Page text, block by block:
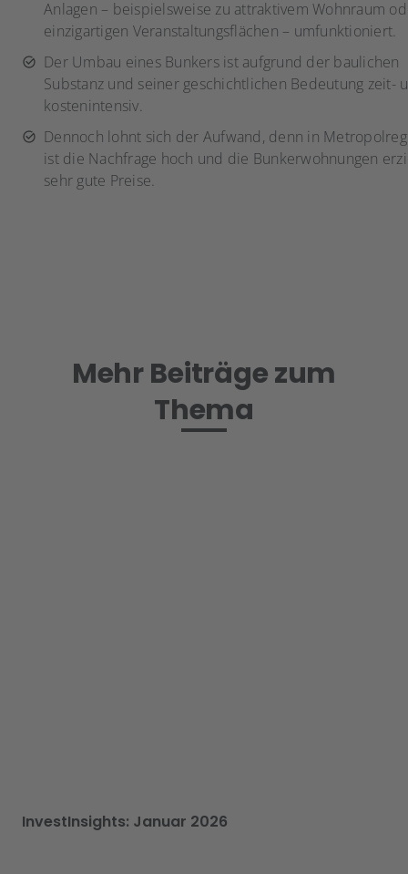
Anlagen – beispielsweise zu attraktivem Wohnraum
einzigartigen Veranstaltungsflächen – umfunktioniert.
Der Umbau eines Bunkers ist aufgrund der baulichen
Substanz und seiner geschichtlichen Bedeutung zeit-
kostenintensiv.
Dennoch lohnt sich der Aufwand, denn in
ist die Nachfrage hoch und die Bunkerwohnungen
sehr gute Preise.
Mehr Beiträge zum
Thema
InvestInsights: Januar 2026